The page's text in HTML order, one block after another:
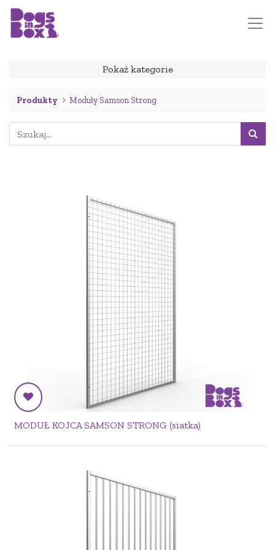
Pokaż kategorie
Produkty Moduły Samson Strong
MODUŁ KOJCA SAMSON STRONG (siatka)